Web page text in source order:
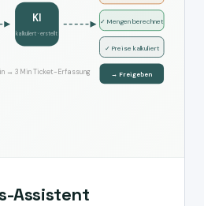
KI
kalkuliert · erstellt
✓ Mengen berechnet
✓ Preise kalkuliert
→ Freigeben
→ 3 Min Ticket-Erfassung
Assistent